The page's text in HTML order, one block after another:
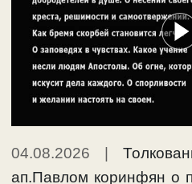
04.08.2026 |
ап.Павлом коринфян о